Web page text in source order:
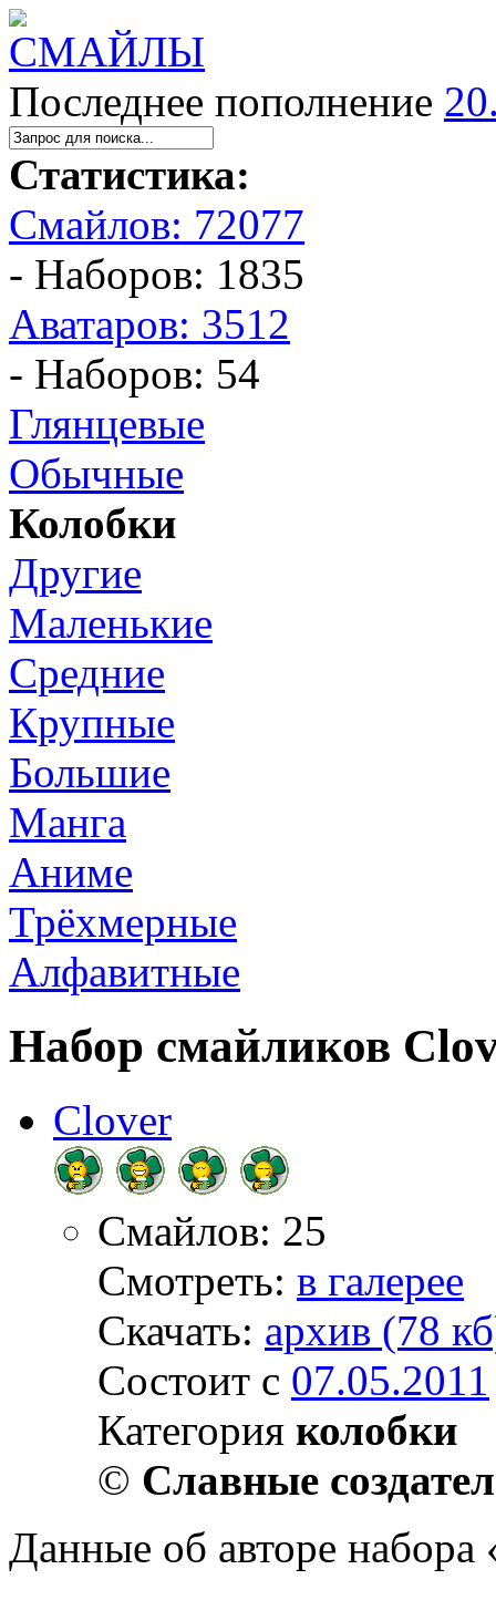
Последнее пополнение
Статистика:
Смайлов: 72077
- Наборов: 1835
Аватаров: 3512
- Наборов: 54
Глянцевые
Обычные
Колобки
Другие
Маленькие
Средние
Крупные
Большие
Манга
Аниме
Трёхмерные
Алфавитные
Набор смайликов
Clover
Смайлов: 25
Смотреть: в галерее
Скачать: архив (78
Состоит с 07.05.2011
Категория колобки
© Славные
Данные об авторе набора